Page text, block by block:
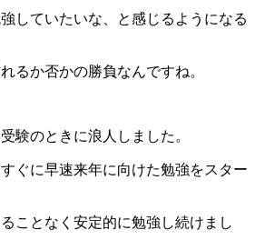
していたいな、と感じるようになる
るか否かの勝負なんですね。
験のときに浪人しました。
ぐに早速来年に向けた勉強をスター
ことなく安定的に勉強し続けまし